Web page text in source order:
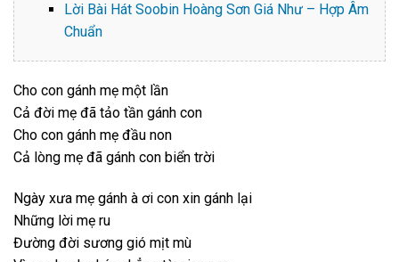
Lời Bài Hát Soobin Hoàng Sơn Giá Như – Hợp Âm
Chuẩn
Cho con gánh mẹ một lần
Cả đời mẹ đã tảo tần gánh con
Cho con gánh mẹ đầu non
Cả lòng mẹ đã gánh con biển trời
Ngày xưa mẹ gánh à ơi con xin gánh lại
Những lời mẹ ru
Đường đời sương gió mịt mù